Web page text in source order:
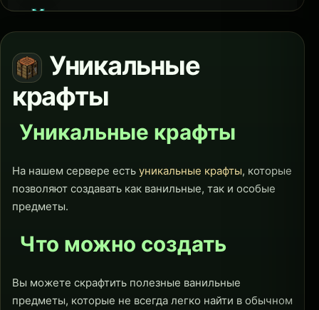
Градиент гильдии
Общие боссы
Хранитель
Уникальные
крафты
Уникальные крафты
На нашем сервере есть уникальные крафты, которые
позволяют создавать как ванильные, так и особые
предметы.
Что можно создать
Вы можете скрафтить полезные ванильные
предметы, которые не всегда легко найти в обычном